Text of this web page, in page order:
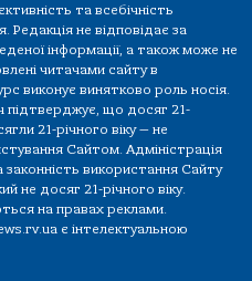
та всебічність
Редакція не відповідає за
інформації, а також може не
читачами сайту в
виконує винятково роль носія.
підтверджує, що досяг 21-
21-річного віку — не
Сайтом. Адміністрація
законність використання Сайту
не досяг 21-річного віку.
на правах реклами.
є інтелектуальною